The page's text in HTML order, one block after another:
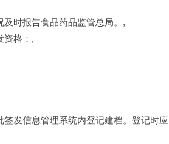
及时报告食品药品监管总局。,
资格：,
发信息管理系统内登记建档。登记时应